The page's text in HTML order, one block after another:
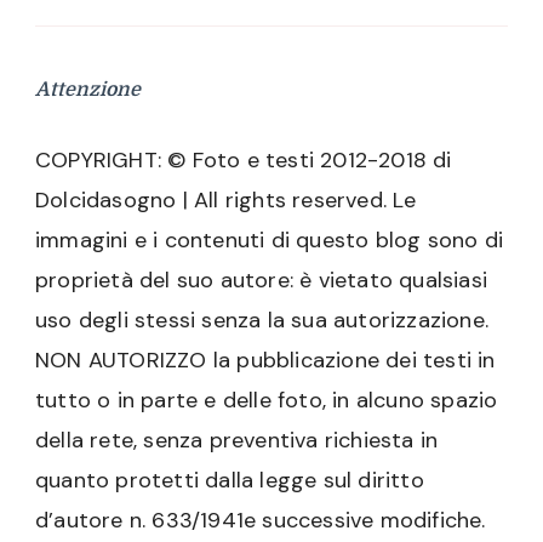
Attenzione
COPYRIGHT: © Foto e testi 2012-2018 di
Dolcidasogno | All rights reserved. Le
immagini e i contenuti di questo blog sono di
proprietà del suo autore: è vietato qualsiasi
uso degli stessi senza la sua autorizzazione.
NON AUTORIZZO la pubblicazione dei testi in
tutto o in parte e delle foto, in alcuno spazio
della rete, senza preventiva richiesta in
quanto protetti dalla legge sul diritto
d’autore n. 633/1941e successive modifiche.